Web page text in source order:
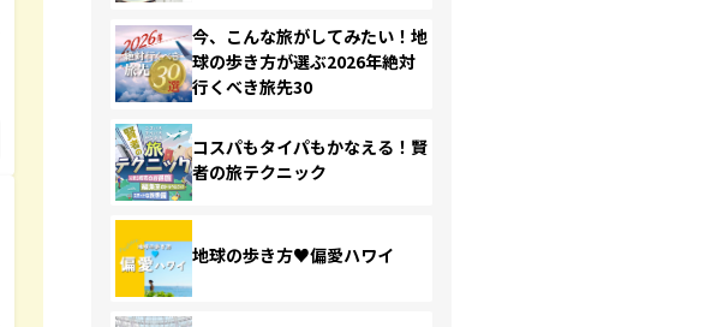
今、こんな旅がしてみたい！地
球の歩き方が選ぶ2026年絶対
行くべき旅先30
コスパもタイパもかなえる！賢
者の旅テクニック
地球の歩き方♥偏愛ハワイ